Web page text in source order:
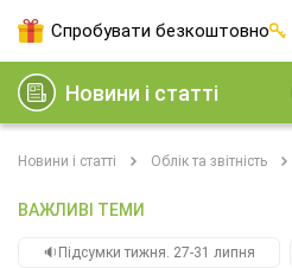
Спробувати безкоштовно
Новини і статті
Новини і статті Облік та звітність
ВАЖЛИВІ ТЕМИ
🔉Підсумки тижня. 27-31 липня